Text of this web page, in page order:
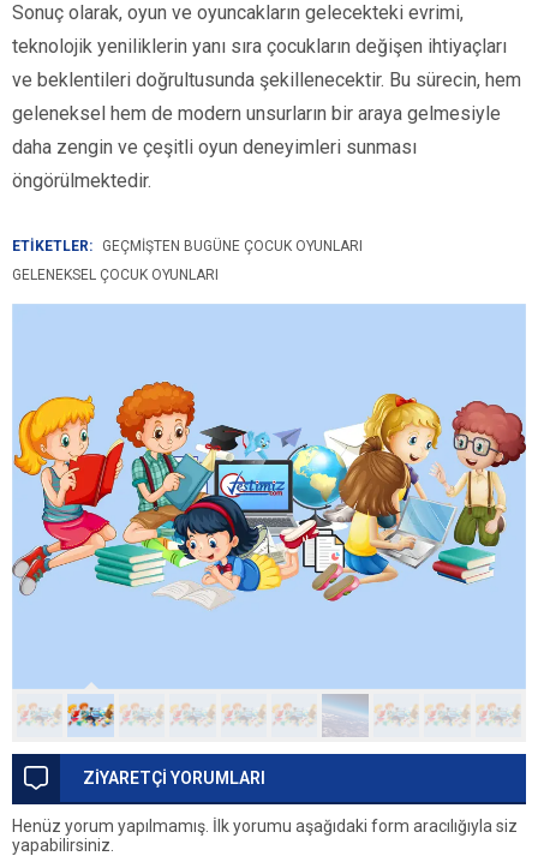
Sonuç olarak, oyun ve oyuncakların gelecekteki evrimi,
teknolojik yeniliklerin yanı sıra çocukların değişen ihtiyaçları
ve beklentileri doğrultusunda şekillenecektir. Bu sürecin, hem
geleneksel hem de modern unsurların bir araya gelmesiyle
daha zengin ve çeşitli oyun deneyimleri sunması
öngörülmektedir.
ETİKETLER:
GEÇMIŞTEN BUGÜNE ÇOCUK OYUNLARI
GELENEKSEL ÇOCUK OYUNLARI
ZİYARETÇİ YORUMLARI
Henüz yorum yapılmamış. İlk yorumu aşağıdaki form aracılığıyla siz
yapabilirsiniz.